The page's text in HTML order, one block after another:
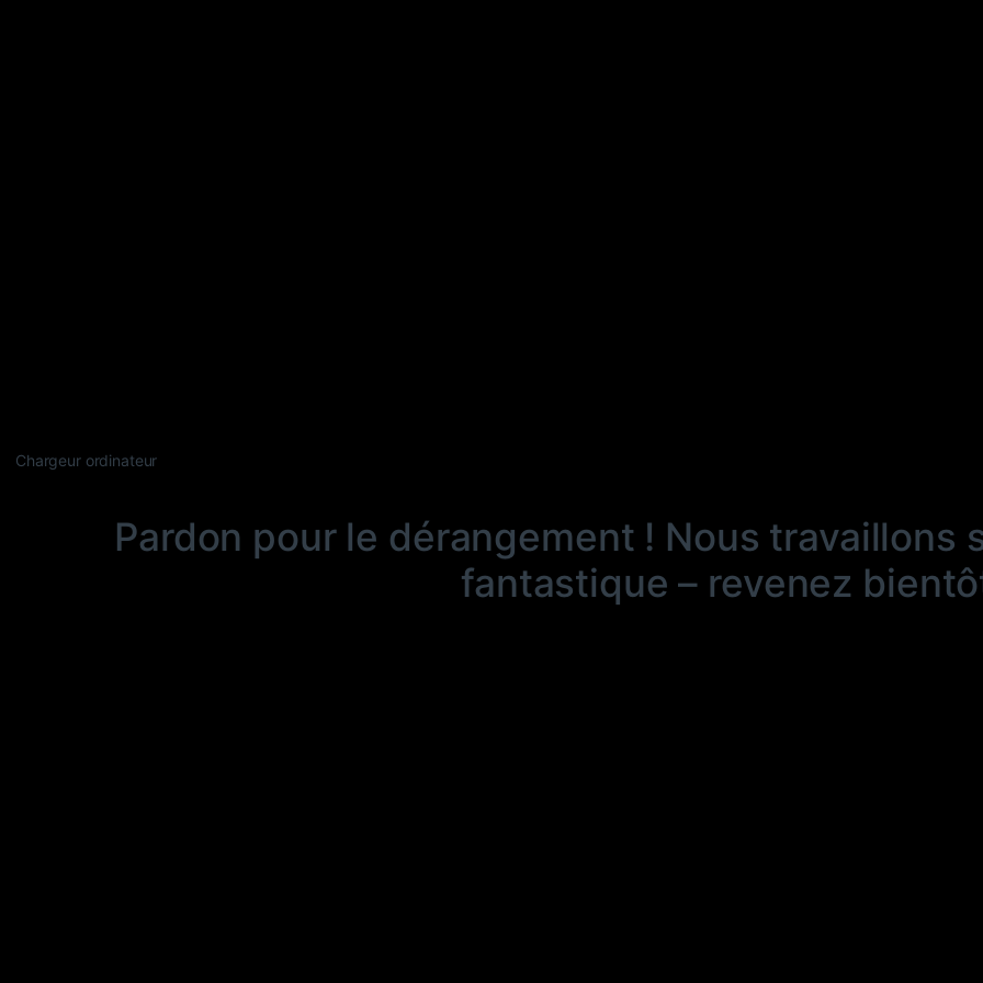
Chargeur ordinateur
Pardon pour le dérangement ! Nous travaillons
fantastique – revenez